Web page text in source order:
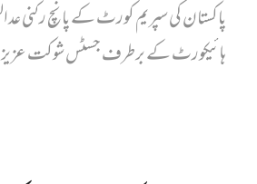
پاکستان کی سپریم کورٹ کے پانچ رکنی
ہائیکورٹ کے برطرف جسٹس شوکت